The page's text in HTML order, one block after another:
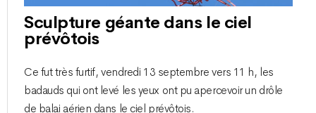
Sculpture géante dans le ciel
prévôtois
Ce fut très furtif, vendredi 13 septembre vers 11 h, les
badauds qui ont levé les yeux ont pu apercevoir un drôle
de balai aérien dans le ciel prévôtois.